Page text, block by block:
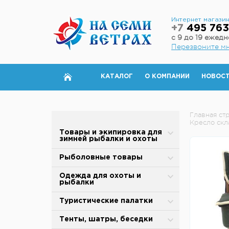
Интернет магазин
+7 495
с 9 до 19
Перезвоните
КАТАЛОГ О КОМПАНИИ
Товары и экипировка для
зимней рыбалки и охоты
Палатки для зимней рыбалки
Полы для зимней палатки
Рыболовные товары
Блесны
карабины
Одежда для охоты и
рыбалки
Зимняя одежда
Защита от дождя и ветра
Туристические палатки
Alpika
Тенты, шатры, беседки
Главная
Кресло